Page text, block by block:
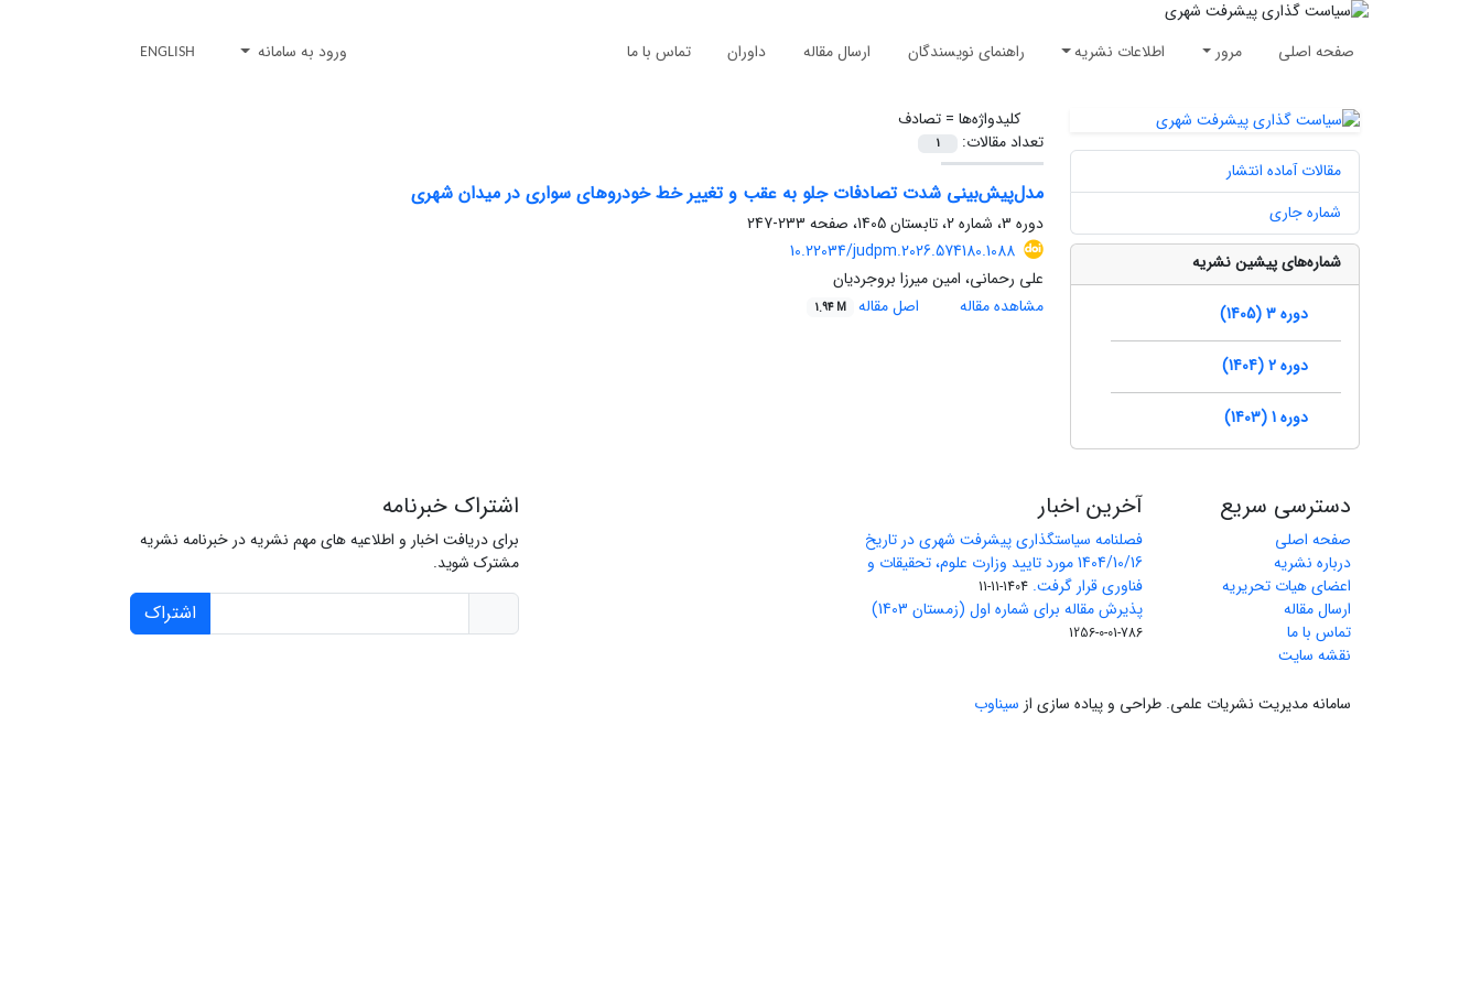
صفحه اصلی مرور اطلاعات نشریه راهنمای نویسندگان ارسال مقاله داوران تماس با ما ورود به سامانه ENGLISH
کلیدواژه‌ها =تصادف
تعداد مقالات:
1
مدل‌پیش‌بینی شدت تصادفات جلو ‌به‌ عقب و تغییر خط خودروهای سواری در میدان شهری
دوره 3، شماره 2، تابستان 1405، صفحه
233-247
10.22034/judpm.2026.574180.1088
علی رحمانی، امین میرزا بروجردیان
مشاهده مقاله
اصل مقاله 1.94 M
مقالات آماده انتشار
شماره جاری
شماره‌های پیشین نشریه
دوره 3 (1405)
دوره 2 (1404)
دوره 1 (1403)
دسترسی سریع
صفحه اصلی
درباره نشریه
اعضای هیات تحریریه
ارسال مقاله
تماس با ما
نقشه سایت
آخرین اخبار
فصلنامه سیاستگذاری پیشرفت شهری در تاریخ
1404/10/16 مورد تایید وزارت علوم، تحقیقات و
فناوری قرار گرفت. 1404-11-11
پذیرش مقاله برای شماره اول (زمستان 1403)
786-01-0-1256
اشتراک خبرنامه
برای دریافت اخبار و اطلاعیه های مهم نشریه در خبرنامه نشریه
مشترک شوید.
اشتراک
سامانه مدیریت نشریات علمی. طراحی و پیاده سازی از سیناوب